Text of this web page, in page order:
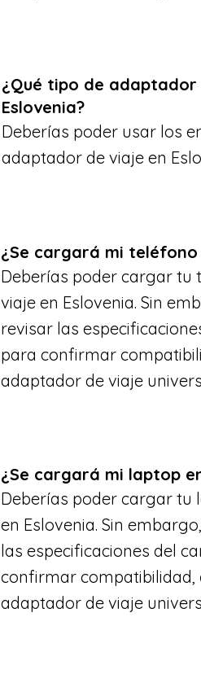
¿Qué tipo de
Eslovenia?
Deberías poder usar los
adaptador de viaje en
¿Se cargará mi teléfono
Deberías poder cargar tu
viaje en Eslovenia. Sin
revisar las
para confirmar
adaptador de viaje
¿Se cargará mi laptop
Deberías poder cargar tu
en Eslovenia. Sin
las especificaciones del
confirmar
adaptador de viaje